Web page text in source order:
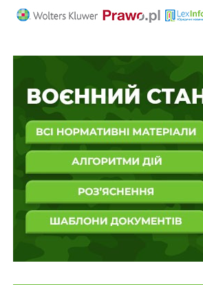
цьому не враховують, що поліція є
кримінальному провадженню має
сотню процесуальних дій. Уявімо
юрист, і що тоді? А тоді відбудеться
вітчизняного кримінального
чистота проваджень є чи не
складовою, засадою якості
Наприклад, відповідно до КПК
кримінального провадження слідчі
розслідують близько 98%
правопорушень, при цьому за
здійснюється кваліфікація
різних галузях права — трудового,